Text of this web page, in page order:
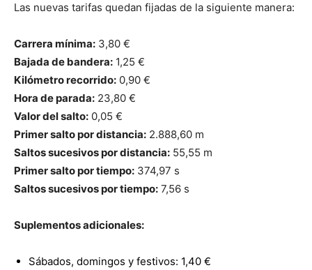
Las nuevas tarifas quedan fijadas de la siguiente manera:
Carrera mínima: 3,80 €
Bajada de bandera: 1,25 €
Kilómetro recorrido: 0,90 €
Hora de parada: 23,80 €
Valor del salto: 0,05 €
Primer salto por distancia: 2.888,60 m
Saltos sucesivos por distancia: 55,55 m
Primer salto por tiempo: 374,97 s
Saltos sucesivos por tiempo: 7,56 s
Suplementos adicionales:
Sábados, domingos y festivos: 1,40 €